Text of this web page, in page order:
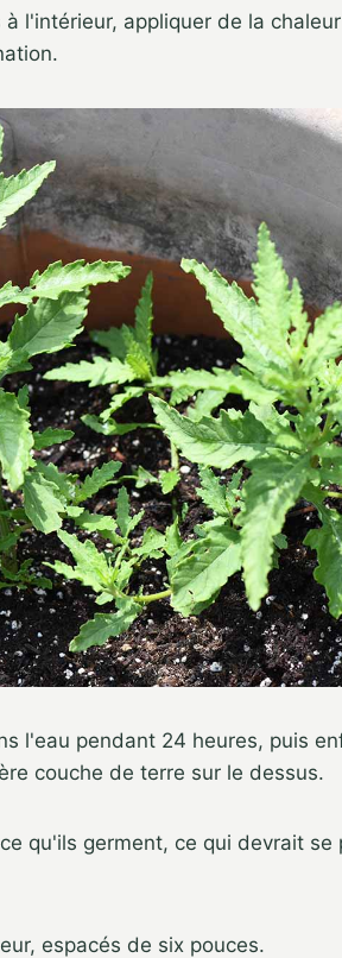
l'intérieur, appliquer de la
l'eau pendant 24 heures, puis
couche de terre sur le dessus.
qu'ils germent, ce qui devrait se
espacés de six pouces.